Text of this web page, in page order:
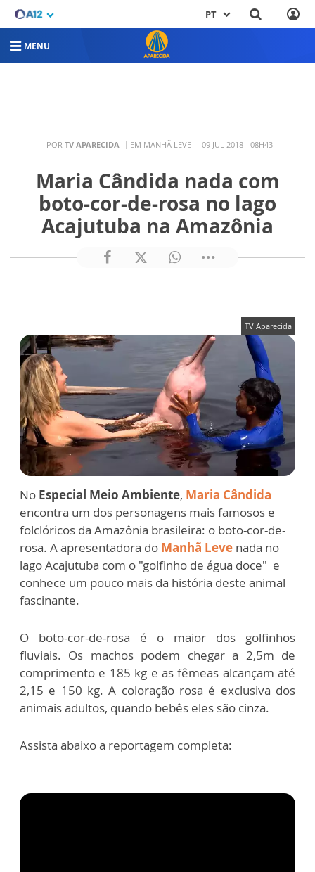
PT
MENU
POR TV APARECIDA EM MANHÃ LEVE 09 JUL 2018 - 08H43
Maria Cândida nada com
boto-cor-de-rosa no lago
Acajutuba na Amazônia
TV Aparecida
No Especial Meio Ambiente, Maria Cândida
encontra um dos personagens mais famosos e
folclóricos da Amazônia brasileira: o boto-cor-de-
rosa. A apresentadora do Manhã Leve nada no
lago Acajutuba com o "golfinho de água doce" e
conhece um pouco mais da história deste animal
fascinante.
O boto-cor-de-rosa é o maior dos golfinhos
fluviais. Os machos podem chegar a 2,5m de
comprimento e 185 kg e as fêmeas alcançam até
2,15 e 150 kg. A coloração rosa é exclusiva dos
animais adultos, quando bebês eles são cinza.
Assista abaixo a reportagem completa: